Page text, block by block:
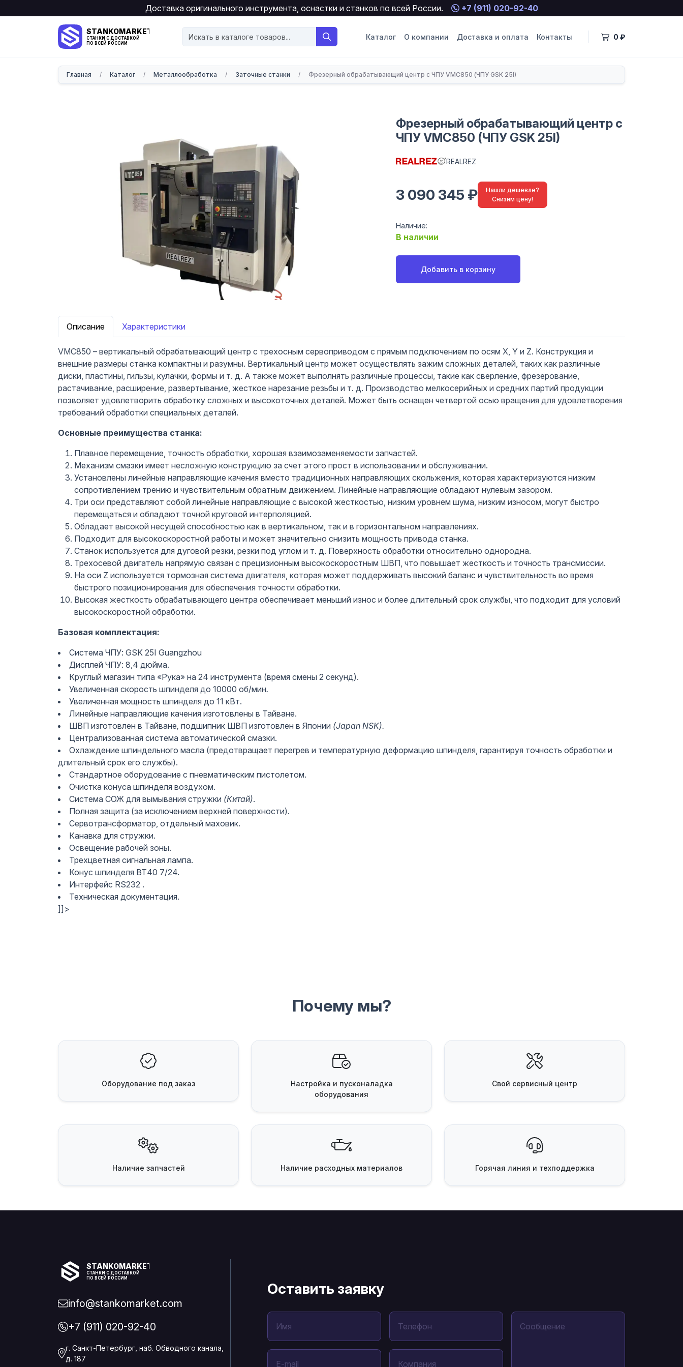
Доставка оригинального инструмента, оснастки и станков по всей России. +7 (911) 020-92-40
STANKOMARKET
СТАНКИ С ДОСТАВКОЙ
ПО ВСЕЙ РОССИИ
Каталог О компании Доставка и оплата Контакты 0 ₽
Главная / Каталог / Металлообработка / Заточные станки / Фрезерный обрабатывающий центр с ЧПУ VMC850 (ЧПУ GSK 25I)
Фрезерный обрабатывающий центр с
ЧПУ VMC850 (ЧПУ GSK 25I)
REALREZ
3 090 345 ₽
Нашли дешевле?
Снизим цену!
Наличие:
В наличии
Добавить в корзину
Описание Характеристики
VMC850 – вертикальный обрабатывающий центр с трехосным сервоприводом с прямым подключением по осям X, Y и Z. Конструкция и
внешние размеры станка компактны и разумны. Вертикальный центр может осуществлять зажим сложных деталей, таких как различные
диски, пластины, гильзы, кулачки, формы и т. д. А также может выполнять различные процессы, такие как сверление, фрезерование,
растачивание, расширение, развертывание, жесткое нарезание резьбы и т. д. Производство мелкосерийных и средних партий продукции
позволяет удовлетворить обработку сложных и высокоточных деталей. Может быть оснащен четвертой осью вращения для удовлетворения
требований обработки специальных деталей.
Основные преимущества станка:
Плавное перемещение, точность обработки, хорошая взаимозаменяемости запчастей.
Механизм смазки имеет несложную конструкцию за счет этого прост в использовании и обслуживании.
Установлены линейные направляющие качения вместо традиционных направляющих скольжения, которая характеризуются низким
сопротивлением трению и чувствительным обратным движением. Линейные направляющие обладают нулевым зазором.
Три оси представляют собой линейные направляющие с высокой жесткостью, низким уровнем шума, низким износом, могут быстро
перемещаться и обладают точной круговой интерполяцией.
Обладает высокой несущей способностью как в вертикальном, так и в горизонтальном направлениях.
Подходит для высокоскоростной работы и может значительно снизить мощность привода станка.
Станок используется для дуговой резки, резки под углом и т. д. Поверхность обработки относительно однородна.
Трехосевой двигатель напрямую связан с прецизионным высокоскоростным ШВП, что повышает жесткость и точность трансмиссии.
На оси Z используется тормозная система двигателя, которая может поддерживать высокий баланс и чувствительность во время
быстрого позиционирования для обеспечения точности обработки.
Высокая жесткость обрабатывающего центра обеспечивает меньший износ и более длительный срок службы, что подходит для условий
высокоскоростной обработки.
Базовая комплектация:
Система ЧПУ: GSK 25I Guangzhou
Дисплей ЧПУ: 8,4 дюйма.
Круглый магазин типа «Рука» на 24 инструмента (время смены 2 секунд).
Увеличенная скорость шпинделя до 10000 об/мин.
Увеличенная мощность шпинделя до 11 кВт.
Линейные направляющие качения изготовлены в Тайване.
ШВП изготовлен в Тайване, подшипник ШВП изготовлен в Японии (Japan NSK).
Централизованная система автоматической смазки.
Охлаждение шпиндельного масла (предотвращает перегрев и температурную деформацию шпинделя, гарантируя точность обработки и
длительный срок его службы).
Стандартное оборудование с пневматическим пистолетом.
Очистка конуса шпинделя воздухом.
Система СОЖ для вымывания стружки (Китай).
Полная защита (за исключением верхней поверхности).
Сервотрансформатор, отдельный маховик.
Канавка для стружки.
Освещение рабочей зоны.
Трехцветная сигнальная лампа.
Конус шпинделя ВТ40 7/24.
Интерфейс RS232 .
Техническая документация.
]]>
Почему мы?
Оборудование под заказ
Настройка и пусконаладка
оборудования
Свой сервисный центр
Наличие запчастей Наличие расходных материалов Горячая линия и техподдержка
STANKOMARKET
СТАНКИ С ДОСТАВКОЙ
ПО ВСЕЙ РОССИИ
info@stankomarket.com
+7 (911) 020-92-40
г. Санкт-Петербург, наб. Обводного канала,
д. 187
Оставить заявку